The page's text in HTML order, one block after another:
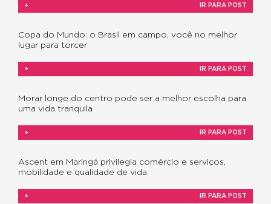
+ IR PARA POST
Copa do Mundo: o Brasil em campo, você no melhor
lugar para torcer
+ IR PARA POST
Morar longe do centro pode ser a melhor escolha para
uma vida tranquila
+ IR PARA POST
Ascent em Maringá privilegia comércio e serviços,
mobilidade e qualidade de vida
+ IR PARA POST